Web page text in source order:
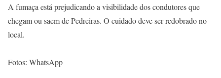
A fumaça está prejudicando a visibilidade dos condutores que
chegam ou saem de Pedreiras. O cuidado deve ser redobrado no
local.
Fotos: WhatsApp